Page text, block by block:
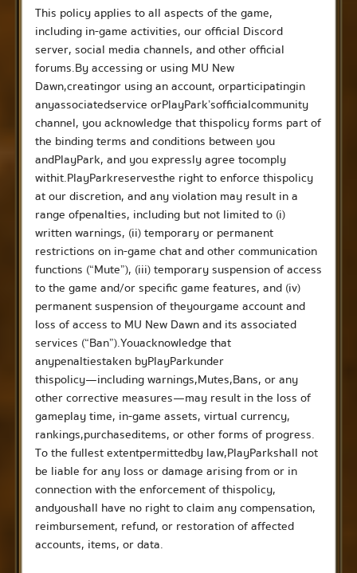
This policy applies to all aspects of the game,
including in-game activities, our official Discord
server, social media channels, and other official
forums. By accessing or using MU New
Dawn, creating or using an account, or participating in
any associated service or PlayPark’s official community
channel, you acknowledge that this policy forms part of
the binding terms and conditions between you
and PlayPark, and you expressly agree to comply
with it.PlayPark reserves the right to enforce this policy
at our discretion, and any violation may result in a
range of penalties, including but not limited to (i)
written warnings, (ii) temporary or permanent
restrictions on in-game chat and other communication
functions (“Mute”), (iii) temporary suspension of access
to the game and/or specific game features, and (iv)
permanent suspension of the your game account and
loss of access to MU New Dawn and its associated
services (“Ban”). You acknowledge that
any penalties taken by PlayPark under
this policy — including warnings, Mutes, Bans, or any
other corrective measures — may result in the loss of
gameplay time, in-game assets, virtual currency,
rankings, purchased items, or other forms of progress.
To the fullest extent permitted by law, PlayPark shall not
be liable for any loss or damage arising from or in
connection with the enforcement of this policy,
and you shall have no right to claim any compensation,
reimbursement, refund, or restoration of affected
accounts, items, or data.